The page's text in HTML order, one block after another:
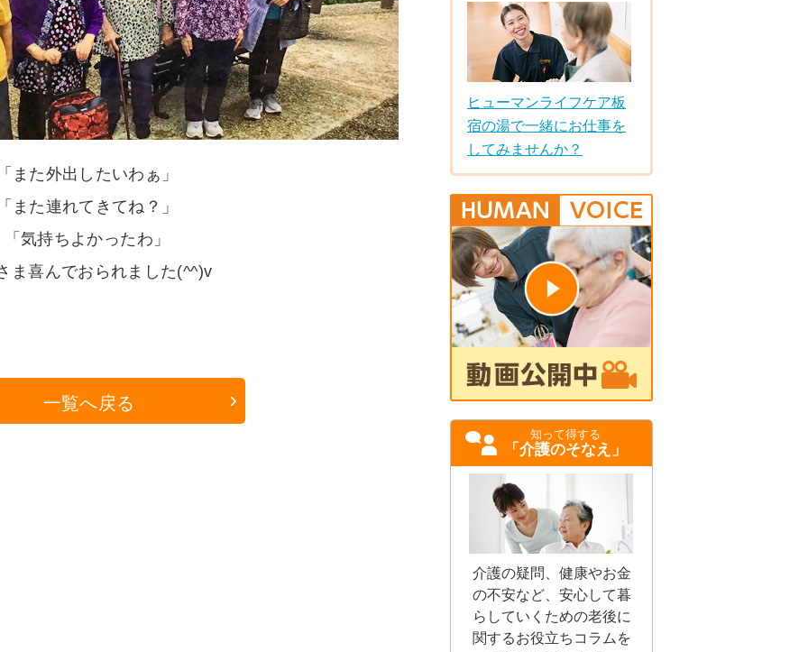
また外出したいわぁ」
また連れてきてね？」
「気持ちよかったわ」
ま喜んでおられました(^^)v
一覧へ戻る
ヒューマンライフケア板
宿の湯で一緒にお仕事を
してみませんか？
知って得する
「介護のそなえ」
介護の疑問、健康やお金
の不安など、安心して暮
らしていくための老後に
関するお役立ちコラムを